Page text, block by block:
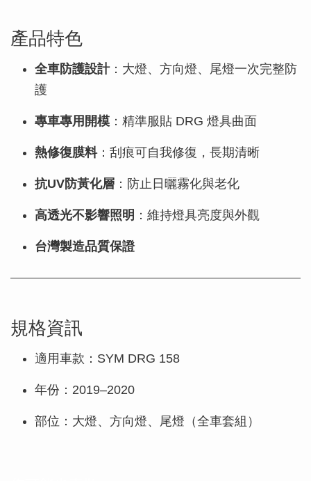
產品特色
全車防護設計：大燈、方向燈、尾燈一次完整防
護
專車專用開模 ：精準服貼 DRG 燈具曲面
熱修復膜料：刮痕可自我修復，長期清晰
抗UV防黃化層 ：防止日曬霧化與老化
高透光不影響照明 ：維持燈具亮度與外觀
台灣製造品質保證
規格資訊
適用車款：SYM DRG 158
年份：2019–2020
部位：大燈、方向燈、尾燈（全車套組）